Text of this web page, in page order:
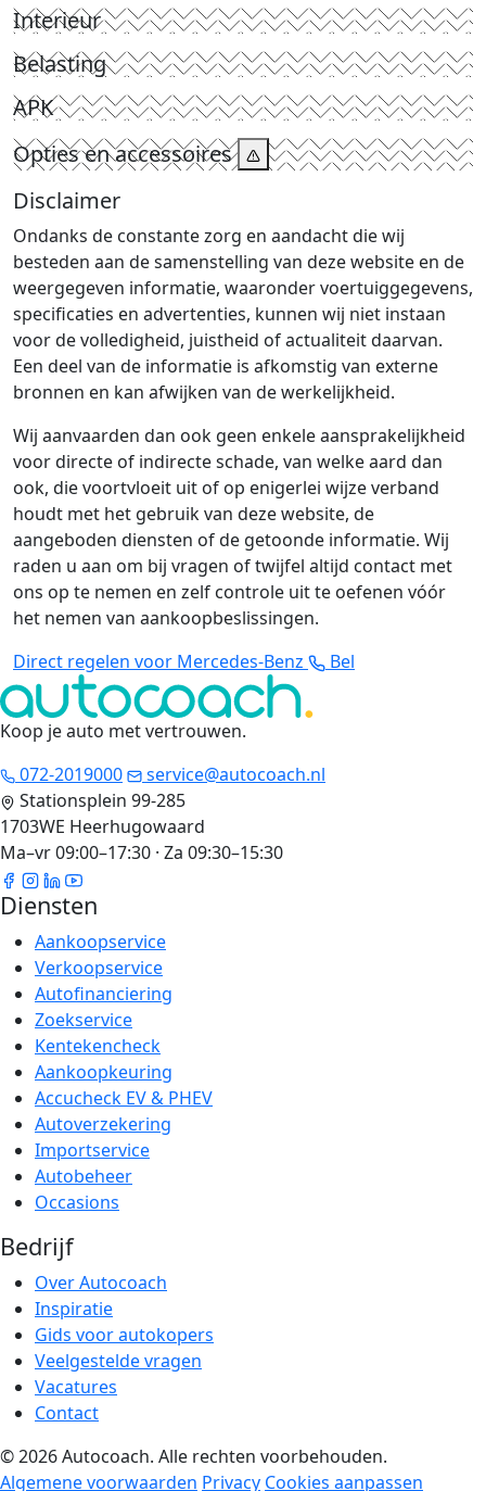
Interieur
Belasting
APK
Opties en accessoires
Disclaimer
Ondanks de constante zorg en aandacht die wij
besteden aan de samenstelling van deze website en de
weergegeven informatie, waaronder voertuiggegevens,
specificaties en advertenties, kunnen wij niet instaan
voor de volledigheid, juistheid of actualiteit daarvan.
Een deel van de informatie is afkomstig van externe
bronnen en kan afwijken van de werkelijkheid.
Wij aanvaarden dan ook geen enkele aansprakelijkheid
voor directe of indirecte schade, van welke aard dan
ook, die voortvloeit uit of op enigerlei wijze verband
houdt met het gebruik van deze website, de
aangeboden diensten of de getoonde informatie. Wij
raden u aan om bij vragen of twijfel altijd contact met
ons op te nemen en zelf controle uit te oefenen vóór
het nemen van aankoopbeslissingen.
Direct regelen voor Mercedes-Benz
Bel
Koop je auto met vertrouwen.
072-2019000
service@autocoach.nl
Stationsplein 99-285
1703WE Heerhugowaard
Ma–vr 09:00–17:30 · Za 09:30–15:30
Diensten
Aankoopservice
Verkoopservice
Autofinanciering
Zoekservice
Kentekencheck
Aankoopkeuring
Accucheck EV & PHEV
Autoverzekering
Importservice
Autobeheer
Occasions
Bedrijf
Over Autocoach
Inspiratie
Gids voor autokopers
Veelgestelde vragen
Vacatures
Contact
© 2026 Autocoach. Alle rechten voorbehouden.
Algemene voorwaarden Privacy Cookies aanpassen